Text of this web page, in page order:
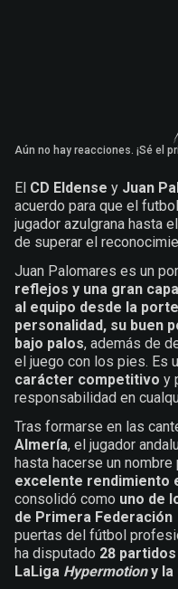
Aún no hay reacciones. ¡Sé el
El CD Eldense y Juan
acuerdo para que el
jugador azulgrana hasta el
de superar el
Juan Palomares es un
reflejos y una gran
al equipo desde la
personalidad, su buen
bajo palos, además de
el juego con los pies. Es
carácter competitivo y
responsabilidad en
Tras formarse en las
Almería, el jugador
hasta hacerse un
excelente rendimiento
consolidó como uno de
de Primera Federación
puertas del fútbol
ha disputado 28
LaLiga Hypermotiony la